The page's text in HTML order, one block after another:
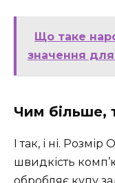
Що таке
значення для
Чим більше,
І так, і ні.
швидкість